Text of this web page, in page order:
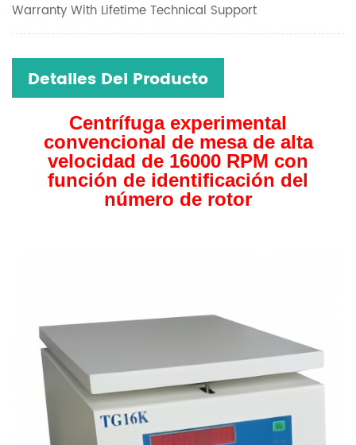
Warranty With Lifetime Technical Support
Detalles Del Producto
Centrífuga experimental
convencional de mesa de alta
velocidad de 16000 RPM con
función de identificación del
número de rotor